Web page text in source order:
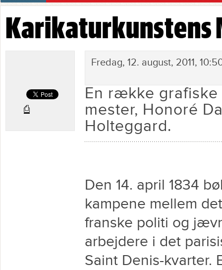
Karikaturkunstens Michelangelo
Karikaturkunstens
⎙
Fredag, 12. august, 2011,
En række
mester, Honoré
Holteggard.
Den 14. april 1834
kampene mellem det
franske politi og
arbejdere i det
Saint Denis-kvarter.